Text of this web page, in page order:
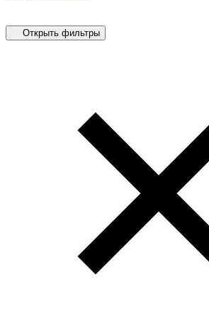
Открыть фильтры